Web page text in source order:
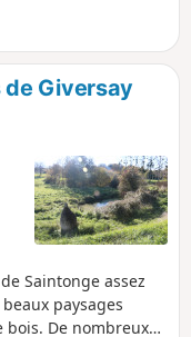
de Giversay
Saintonge assez
paysages
bois. De nombreux